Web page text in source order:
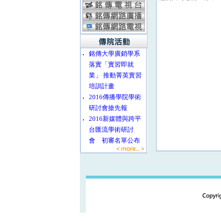
‧
銘傳大學廣銷學系
落實「實習即就
業」 推動菁英實習
培訓計畫
‧
2016傳播學院學術
研討會搶先報
‧
2016新媒體與跨平
台匯流學術研討
會 初審名單公布